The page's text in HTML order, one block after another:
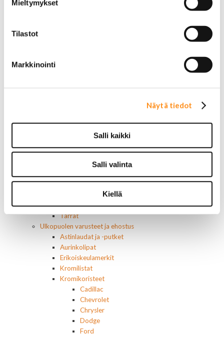
Mieltymykset
Tilastot
Markkinointi
Näytä tiedot
Salli kaikki
Salli valinta
Kiellä
Cadillac merkit
Dodge merkit
Ford merkit
Mercury merkit
Oldsmobile merkit
Pontiac merkit
Muut merkit
Merkit ja logot
Tarrat
Ulkopuolen varusteet ja ehostus
Astinlaudat ja -putket
Aurinkolipat
Erikoiskeulamerkit
Kromilistat
Kromikoristeet
Cadillac
Chevrolet
Chrysler
Dodge
Ford